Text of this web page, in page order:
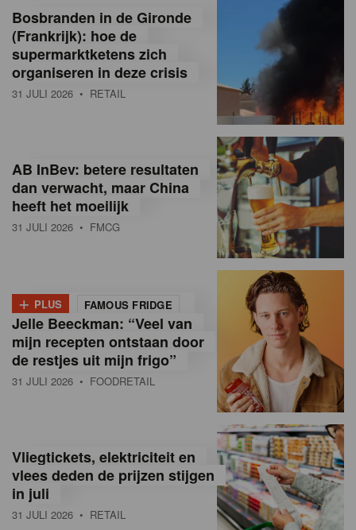
n
e
a
n
B
e
g
ë
Bosbranden in de Gironde
(Frankrijk): hoe de
supermarktketens zich
organiseren in deze crisis
31 JULI 2026 • RETAIL
AB InBev: betere resultaten
dan verwacht, maar China
heeft het moeilijk
31 JULI 2026 • FMCG
+ PLUS FAMOUS FRIDGE
Jelle Beeckman: “Veel van
mijn recepten ontstaan door
de restjes uit mijn frigo”
31 JULI 2026 • FOODRETAIL
Vliegtickets, elektriciteit en
vlees deden de prijzen stijgen
in juli
31 JULI 2026 • RETAIL